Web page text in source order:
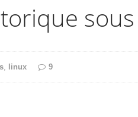
linux 9